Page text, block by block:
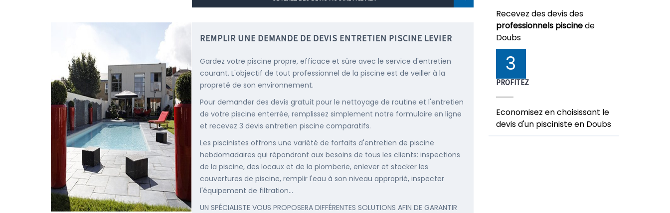
REMPLIR UNE DEMANDE DE DEVIS ENTRETIEN PISCINE LEVIER
Gardez votre piscine propre, efficace et sûre avec le service d'entretien
courant. L'objectif de tout professionnel de la piscine est de veiller à la
propreté de son environnement.
Pour demander des devis gratuit pour le nettoyage de routine et l'entretien
de votre piscine enterrée, remplissez simplement notre formulaire en ligne
et recevez 3 devis entretien piscine comparatifs.
Les piscinistes offrons une variété de forfaits d'entretien de piscine
hebdomadaires qui répondront aux besoins de tous les clients: inspections
de la piscine, des locaux et de la plomberie, enlever et stocker les
couvertures de piscine, remplir l'eau à son niveau approprié, inspecter
l'équipement de filtration...
UN SPÉCIALISTE VOUS PROPOSERA DIFFÉRENTES SOLUTIONS AFIN DE GARANTIR
Recevez des devis des
professionnels piscinede
Doubs
3
PROFITEZ
Economisez en choisissant le
devis d'un pisciniste en Doubs